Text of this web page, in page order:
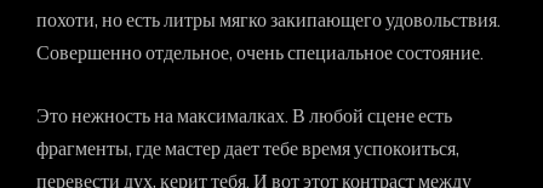
похоти, но есть литры мягко закипающего удовольствия.
Совершенно отдельное, очень специальное состояние.
Это нежность на максималках. В любой сцене есть
фрагменты, где мастер дает тебе время успокоиться,
перевести дух, керит тебя. И вот этот контраст между